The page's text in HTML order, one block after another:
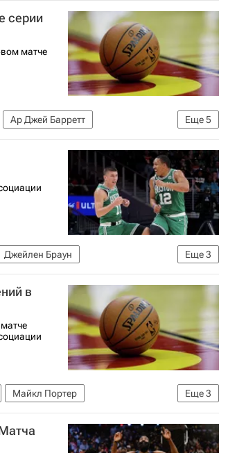
серии
матче
Еще5
Ар Джей Барретт
Торонто Баскетбол
Еще3
Джейлен Браун
в
Еще3
Майкл Портер